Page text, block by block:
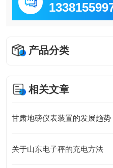
产品分类
相关文章
甘肃地磅仪表装置的发展趋势
关于山东电子秤的充电方法